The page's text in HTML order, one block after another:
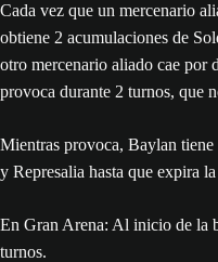
Cada vez que un mercenario
obtiene 2 acumulaciones de
otro mercenario aliado cae por
provoca durante 2 turnos, que
Mientras provoca, Baylan
y Represalia hasta que expira
En Gran Arena: Al inicio de la
turnos.